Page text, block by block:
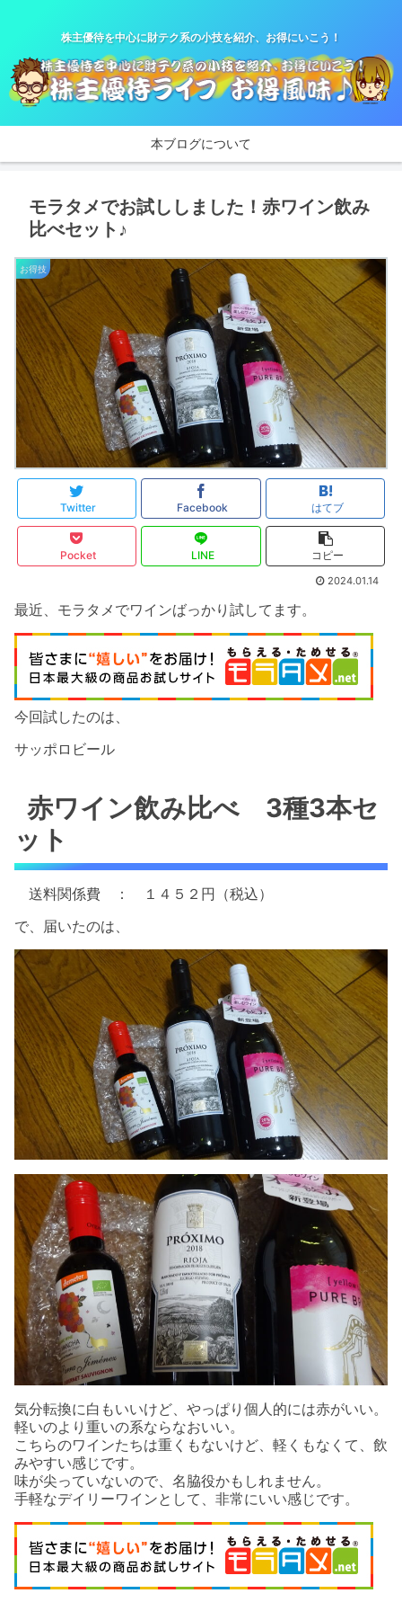
株主優待を中心に財テク系の小技を紹介、お得にいこう！
本ブログについて
モラタメでお試ししました！赤ワイン飲み
比べセット♪
お得技
Twitter Facebook はてブ
Pocket LINE コピー
2024.01.14
最近、モラタメでワインばっかり試してます。
今回試したのは、
サッポロビール
赤ワイン飲み比べ 3種3本セ
ット
送料関係費 ： １４５２円（税込）
で、届いたのは、
気分転換に白もいいけど、やっぱり個人的には赤がいい。
軽いのより重いの系ならなおいい。
こちらのワインたちは重くもないけど、軽くもなくて、飲
みやすい感じです。
味が尖っていないので、名脇役かもしれません。
手軽なデイリーワインとして、非常にいい感じです。